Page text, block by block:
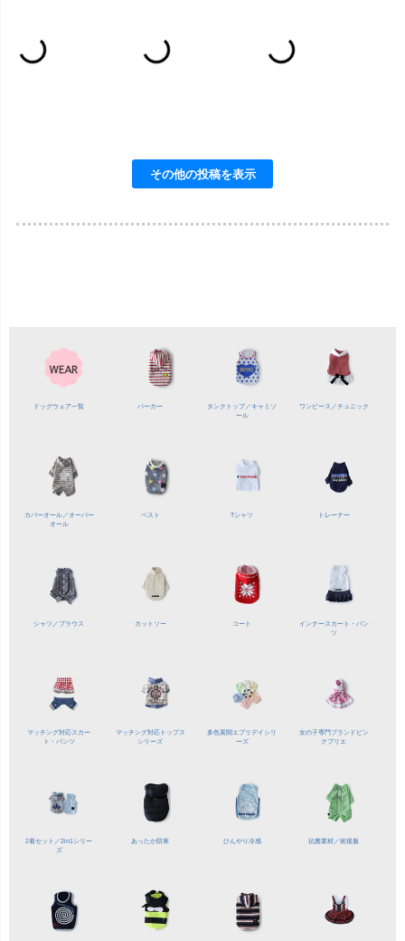
ドッグウェア一覧 パーカー タンクトップ／キャミソ
ール
ワンピース／チュニック
カバーオール／オーバー
オール
ベスト Tシャツ トレーナー
シャツ／ ブラウス カットソー コート
インナースカート・パン
ツ
マッチング対応スカー
ト・パンツ
マッチング対応トップス
シリーズ
多色展開 エブリデイシリ
ーズ
女の子専門ブランド ピン
クプリエ
2着セット／2in1シリー
ズ
あったか防寒 ひんやり冷感 抗菌素材／ 術後服